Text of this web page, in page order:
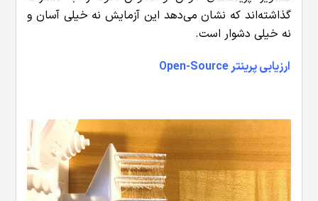
گذاشته‌اند که نشان می‌دهد این آزمایش نه خیلی آسان و
نه خیلی دشوار است.
ارزیابی پرینتر Open-Source